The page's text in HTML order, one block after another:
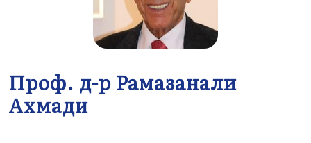
Проф. д-р Рамазанали
Ахмади